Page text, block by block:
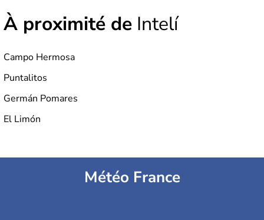
À proximité de Intelí
Campo Hermosa
Puntalitos
Germán Pomares
El Limón
Météo France